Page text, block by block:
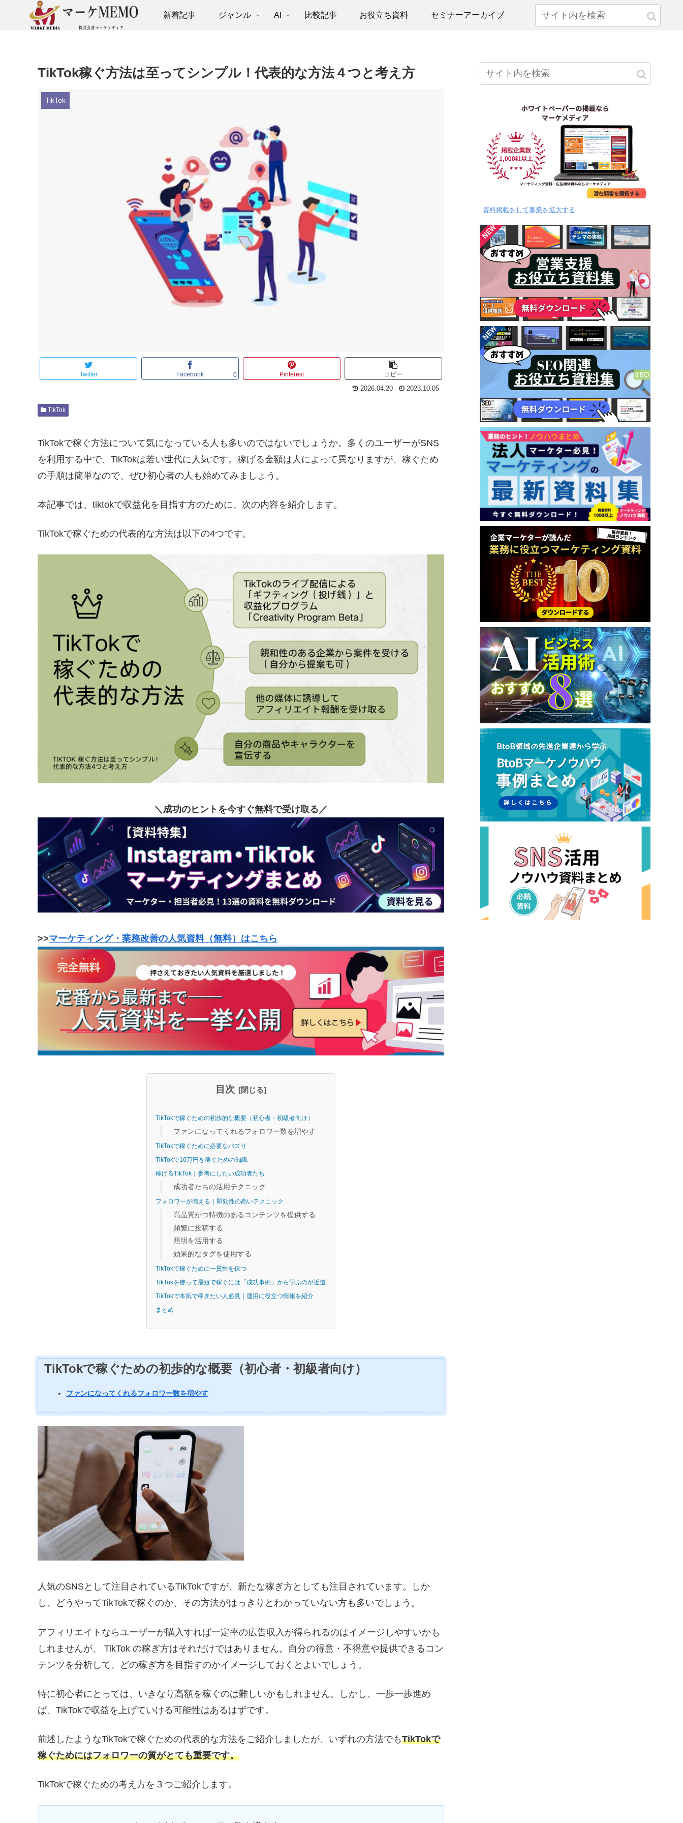
新着記事 ジャンル AI 比較記事 お役立ち資料 セミナーアーカイブ
TikTok稼ぐ方法は至ってシンプル！代表的な方法４つと考え方
TikTok
Twitter Facebook 0 Pinterest コピー
2026.04.20 2023.10.05
TikTok
TikTokで稼ぐ方法について気になっている人も多いのではないでしょうか。多くのユーザーがSNS
を利用する中で、TikTokは若い世代に人気です。稼げる金額は人によって異なりますが、稼ぐため
の手順は簡単なので、ぜひ初心者の人も始めてみましょう。
本記事では、tiktokで収益化を目指す方のために、次の内容を紹介します。
TikTokで稼ぐための代表的な方法は以下の4つです。
＼成功のヒントを今すぐ無料で受け取る／
>>マーケティング・業務改善の人気資料（無料）はこちら
目次
TikTokで稼ぐための初歩的な概要（初心者・初級者向け）
ファンになってくれるフォロワー数を増やす
TikTokで稼ぐために必要なバズり
TikTokで10万円を稼ぐための知識
稼げるTikTok｜参考にしたい成功者たち
成功者たちの活用テクニック
フォロワーが増える｜即効性の高いテクニック
高品質かつ特徴のあるコンテンツを提供する
頻繁に投稿する
照明を活用する
効果的なタグを使用する
TikTokで稼ぐために一貫性を保つ
TikTokを使って最短で稼ぐには「成功事例」から学ぶのが近道
TikTokで本気で稼ぎたい人必見｜運用に役立つ情報を紹介
まとめ
TikTokで稼ぐための初歩的な概要（初心者・初級者向け）
ファンになってくれるフォロワー数を増やす
人気のSNSとして注目されているTikTokですが、新たな稼ぎ方としても注目されています。しか
し、どうやってTikTokで稼ぐのか、その方法がはっきりとわかっていない方も多いでしょう。
アフィリエイトならユーザーが購入すれば一定率の広告収入が得られるのはイメージしやすいかも
しれませんが、 TikTok の稼ぎ方はそれだけではありません。自分の得意・不得意や提供できるコン
テンツを分析して、どの稼ぎ方を目指すのかイメージしておくとよいでしょう。
特に初心者にとっては、いきなり高額を稼ぐのは難しいかもしれません。しかし、一歩一歩進め
ば、TikTokで収益を上げていける可能性はあるはずです。
前述したようなTikTokで稼ぐための代表的な方法をご紹介しましたが、いずれの方法でもTikTokで
稼ぐためにはフォロワーの質がとても重要です。
TikTokで稼ぐための考え方を３つご紹介します。
資料掲載をして事業を拡大する